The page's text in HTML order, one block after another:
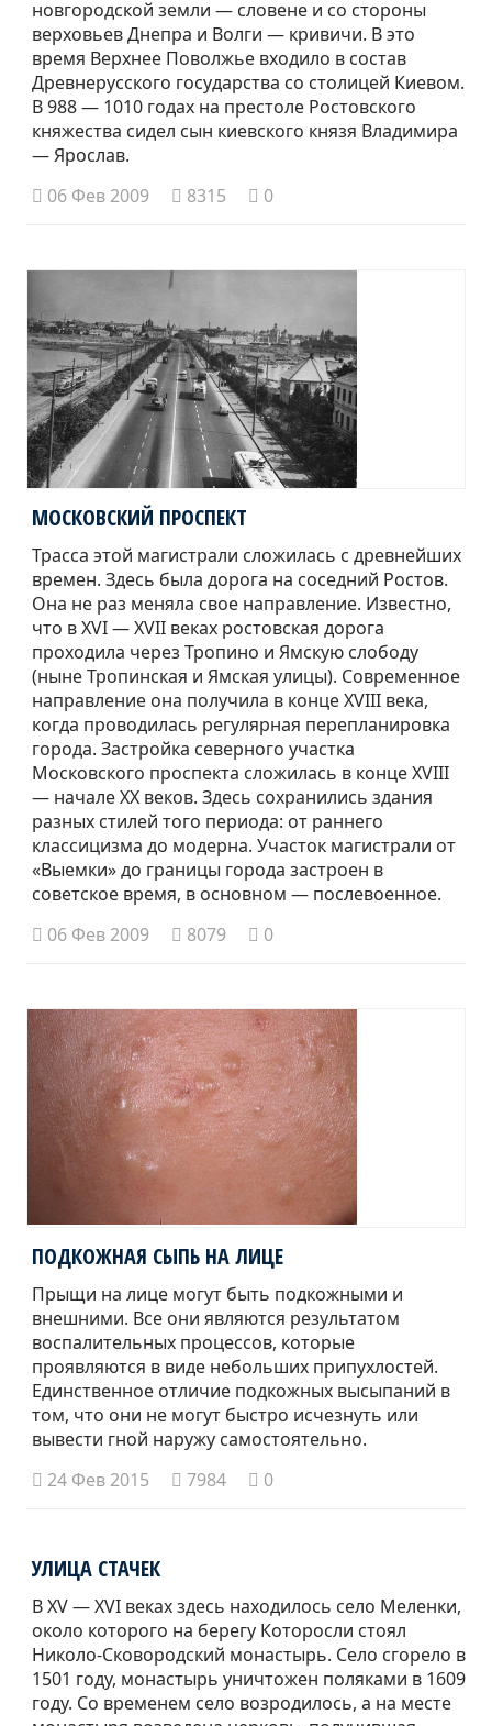
новгородской земли — словене и со стороны
верховьев Днепра и Волги — кривичи. В это
время Верхнее Поволжье входило в состав
Древнерусского государства со столицей Киевом.
В 988 — 1010 годах на престоле Ростовского
княжества сидел сын киевского князя Владимира
— Ярослав.
06 Фев 2009
8315 0
МОСКОВСКИЙ ПРОСПЕКТ
Трасса этой магистрали сложилась с древнейших
времен. Здесь была дорога на соседний Ростов.
Она не раз меняла свое направление. Известно,
что в XVI — XVII веках ростовская дорога
проходила через Тропино и Ямскую слободу
(ныне Тропинская и Ямская улицы). Современное
направление она получила в конце XVIII века,
когда проводилась регулярная перепланировка
города. Застройка северного участка
Московского проспекта сложилась в конце XVIII
— начале ХХ веков. Здесь сохранились здания
разных стилей того периода: от раннего
классицизма до модерна. Участок магистрали от
«Выемки» до границы города застроен в
советское время, в основном — послевоенное.
06 Фев 2009
8079 0
ПОДКОЖНАЯ СЫПЬ НА ЛИЦЕ
Прыщи на лице могут быть подкожными и
внешними. Все они являются результатом
воспалительных процессов, которые
проявляются в виде небольших припухлостей.
Единственное отличие подкожных высыпаний в
том, что они не могут быстро исчезнуть или
вывести гной наружу самостоятельно.
24 Фев 2015
7984 0
УЛИЦА СТАЧЕК
В XV — XVI веках здесь находилось село Меленки,
около которого на берегу Которосли стоял
Николо-Сковородский монастырь. Село сгорело в
1501 году, монастырь уничтожен поляками в 1609
году. Со временем село возродилось, а на месте